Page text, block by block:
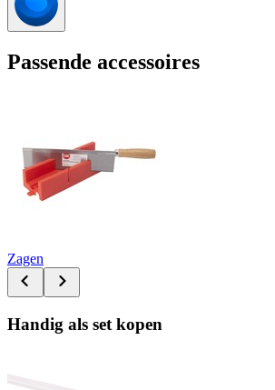
Passende accessoires
Zagen
Handig als set kopen